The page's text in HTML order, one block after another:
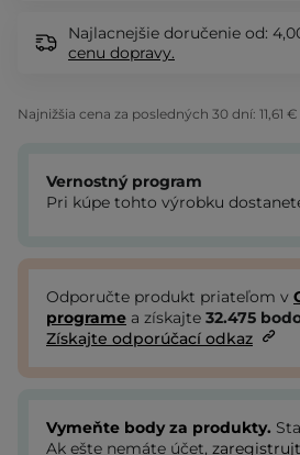
Najlacnejšie doručenie od:
cenu dopravy.
Najnižšia cena za posledných 30 dní: 11,61 €
Vernostný program
Pri kúpe tohto výrobku
Odporučte produkt priateľom v
programe a získajte 32.475
Získajte odporúčací odkaz
Vymeňte body za produkty.
Ak ešte nemáte účet,